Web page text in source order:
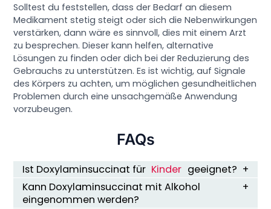
Solltest du feststellen, dass der Bedarf an diesem
Medikament stetig steigt oder sich die Nebenwirkungen
verstärken, dann wäre es sinnvoll, dies mit einem Arzt
zu besprechen. Dieser kann helfen, alternative
Lösungen zu finden oder dich bei der Reduzierung des
Gebrauchs zu unterstützen. Es ist wichtig, auf Signale
des Körpers zu achten, um möglichen gesundheitlichen
Problemen durch eine unsachgemäße Anwendung
vorzubeugen.
FAQs
Ist Doxylaminsuccinat für Kinder geeignet?
Kann Doxylaminsuccinat mit Alkohol
eingenommen werden?